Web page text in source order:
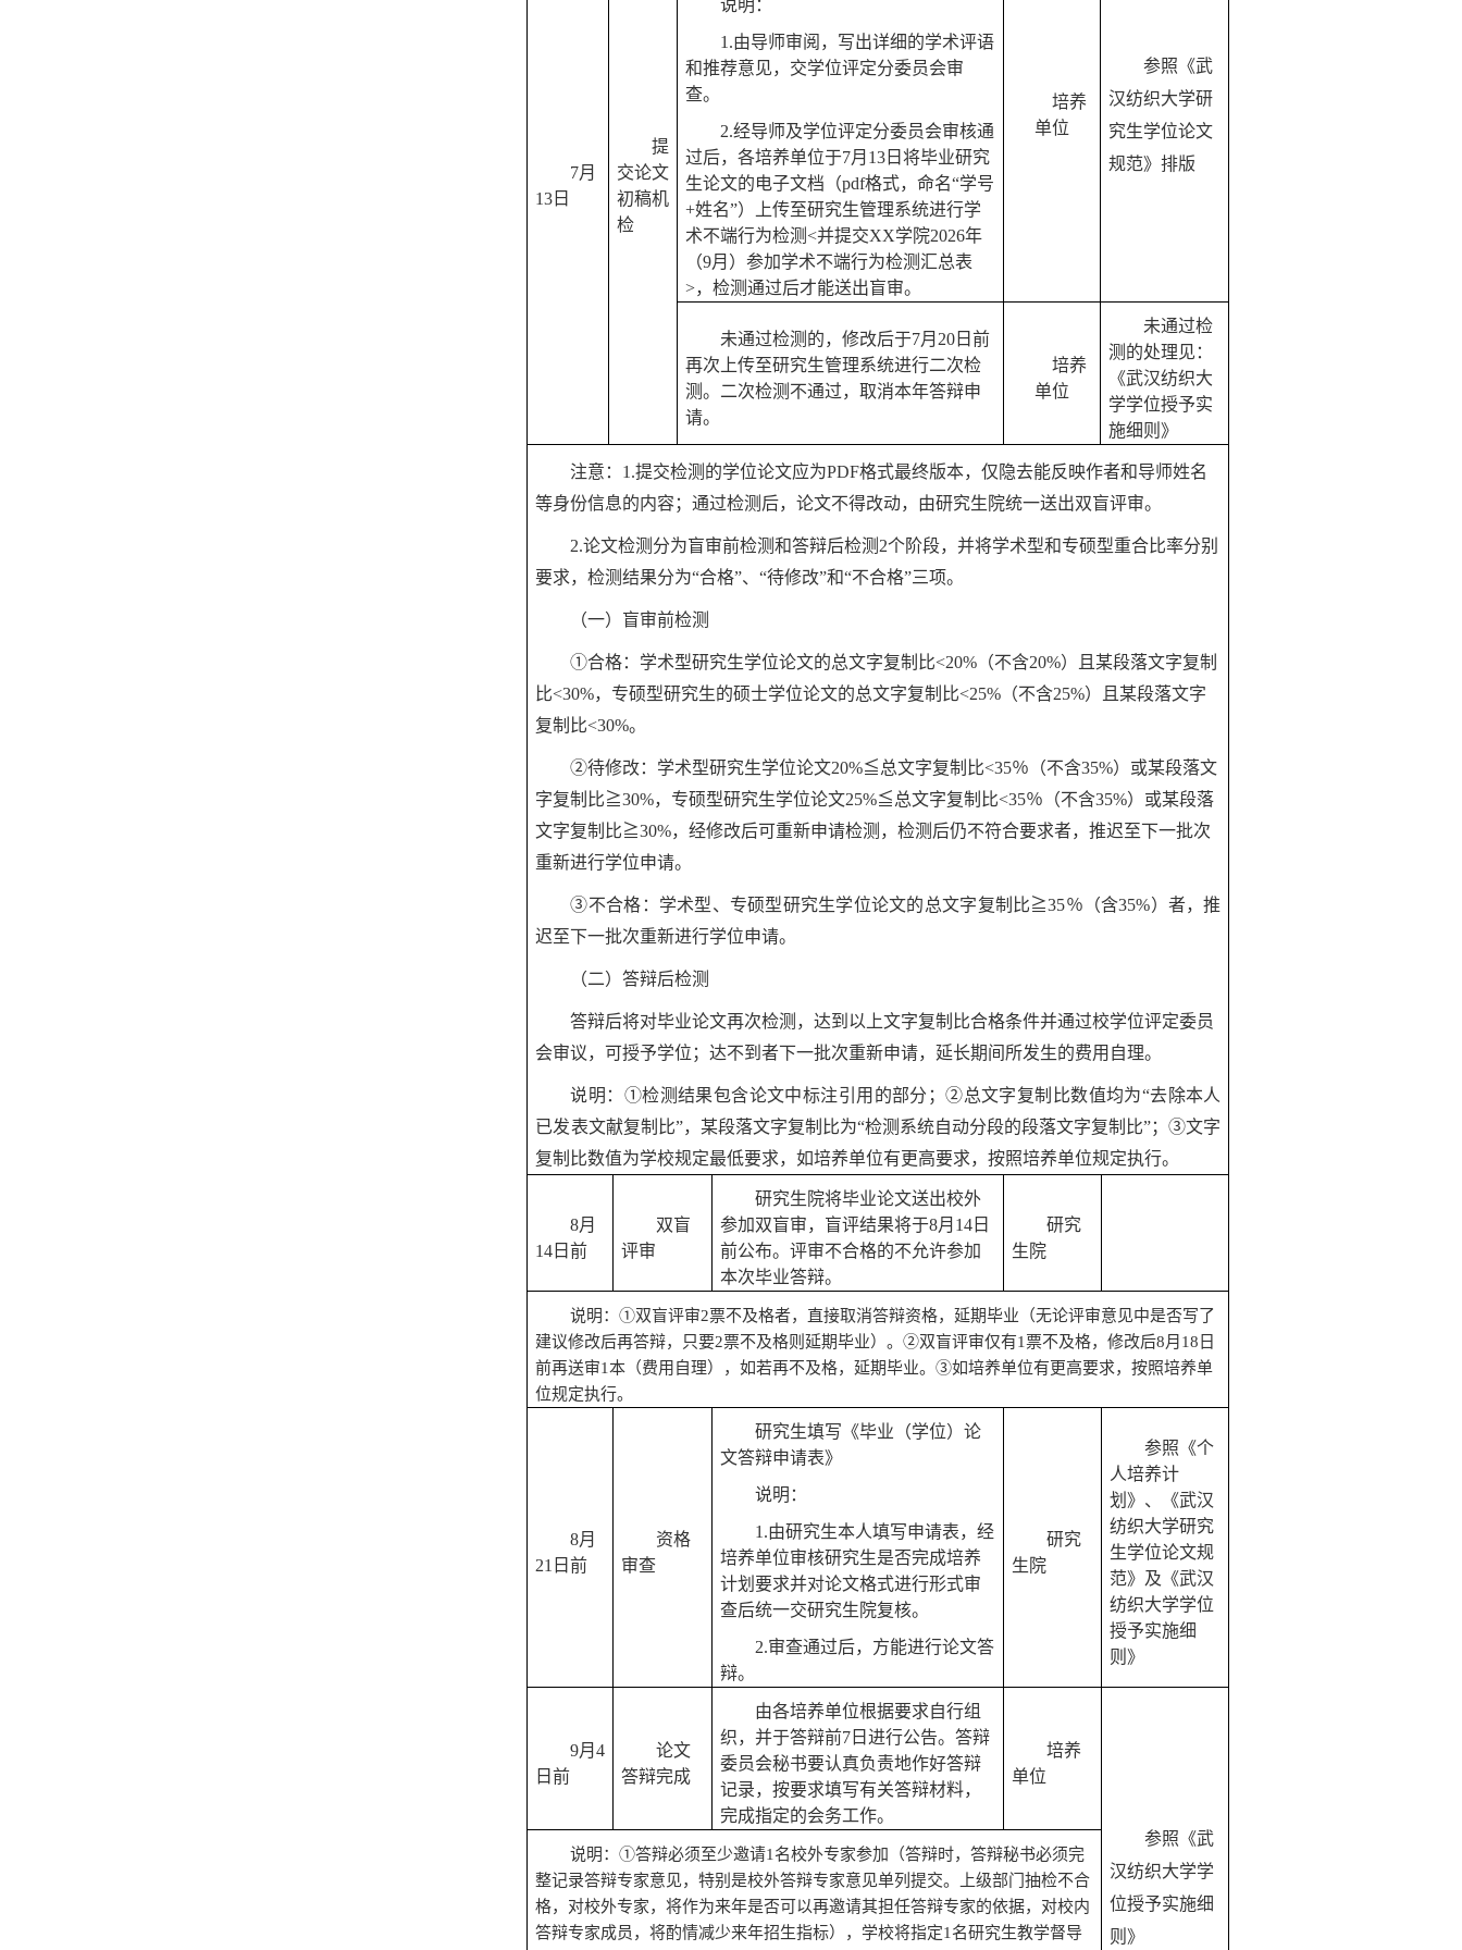
7月
13 日
提
交论文
初稿机
检
说明：
1.由导师审阅，写出详细的学术评语
和推荐意见，交学位评定分委员会审
查。
2.经导师及学位评定分委员会审核通
过后，各培养单位于7月 13 日将毕业研究
生论文的电子文档 （pdf格式，命名“学号
+姓名”）上传至研究生管理系统进行学
术不端行为检测 <并提交XX学院2026年
（9月 ）参加学术不端行为检测汇总表
>，检测通过后才能送出盲审。
培养
单位
参照《武
汉纺织大学研
究生学位论文
规范》排版
未通过检测的，修改后于7月 20 日前
再次上传至研究生管理系统进行二次检
测。二次检测不通过，取消本年答辩申
请。
培养
单位
未通过检
测的处理见：
《武汉纺织大
学学位授予实
施细则》
注意 ： 1.提交检测的学位论文应为PDF格式最终版本，仅隐去能反映作者和导师姓名
等身份信息的内容；通过检测后，论文不得改动，由研究生院统一送出双盲评审。
2.论文检测分为盲审前检测和答辩后检测2个阶段，并将学术型和专硕型重合比率分别
要求，检测结果分为“合格”、“待修改”和“不合格”三项。
（一）盲审前检测
①合格：学术型研究生学位论文的总文字复制比<20%（不含20%）且某段落文字复制
比<30%，专硕型研究生的硕士学位论文的总文字复制比<25%（不含25%）且某段落文字
复制比<30%。
②待修改：学术型研究生学位论文20%≦总文字复制比<35％（不含35%）或某段落文
字复制比≧30%，专硕型研究生学位论文25%≦总文字复制比<35％（不含35%）或某段落
文字复制比≧30%，经修改后可重新申请检测，检测后仍不符合要求者，推迟至下一批次
重新进行学位申请。
③不合格：学术型、专硕型研究生学位论文的总文字复制比≧35％（含35%）者，推
迟至下一批次重新进行学位申请。
（二）答辩后检测
答辩后将对毕业论文再次检测，达到以上文字复制比合格条件并通过校学位评定委员
会审议，可授予学位；达不到者下一批次重新申请，延长期间所发生的费用自理。
说明： ①检测结果包含论文中标注引用的部分； ②总文字复制比数值均为“去除本人
已发表文献复制比”，某段落文字复制比为“检测系统自动分段的段落文字复制比”；③文字
复制比数值为学校规定最低要求，如培养单位有更高要求，按照培养单位规定执行。
8月
14 日前
双盲
评审
研究生 院将毕业论文送出校外
参加双盲审，盲评结果将于8月 14 日
前公布。评审不合格的不允许参加
本次毕业答辩。
研究
生 院
说明：①双盲评审2票不及格者，直接取消答辩资格，延期毕业（无论评审意见中是否写了
建议修改后再答辩，只要2票不及格则延期毕业）。②双盲评审仅有1票不及格，修改后8月18日
前再送审1本（费用自理），如若再不及格，延期毕业。③如培养单位有更高要求，按照培养单
位规定执行。
8月
21 日前
资格
审查
研究生填写《毕业（学位）论
文答辩申请表》
说明：
1.由研究生本人填写申请表，经
培养单位审核研究生是否完成培养
计划要求并对论文格式进行形式审
查后统一交研究生 院复核。
2.审查通过后，方能进行论文答
辩。
研究
生 院
参照《个
人培养计
划》、《武汉
纺织大学研究
生学位论文规
范》及《武汉
纺织大学学位
授予实施细
则》
9月4
日前
论文
答辩完成
由各培养单位根据要求自行组
织，并于答辩前7 日进行公告。答辩
委员会秘书要认真负责地作好答辩
记录，按要求填写有关答辩材料，
完成指定的会务工作。
培养
单位
参照《武
汉纺织大学学
位授予实施细
则》
说明：①答辩必须至少邀请1名校外专家参加（答辩时，答辩秘书必须完
整记录答辩专家意见，特别是校外答辩专家意见单列提交。上级部门抽检不合
格，对校外专家，将作为来年是否可以再邀请其担任答辩专家的依据，对校内
答辩专家成员，将酌情减少来年招生指标），学校将指定1名研究生教学督导